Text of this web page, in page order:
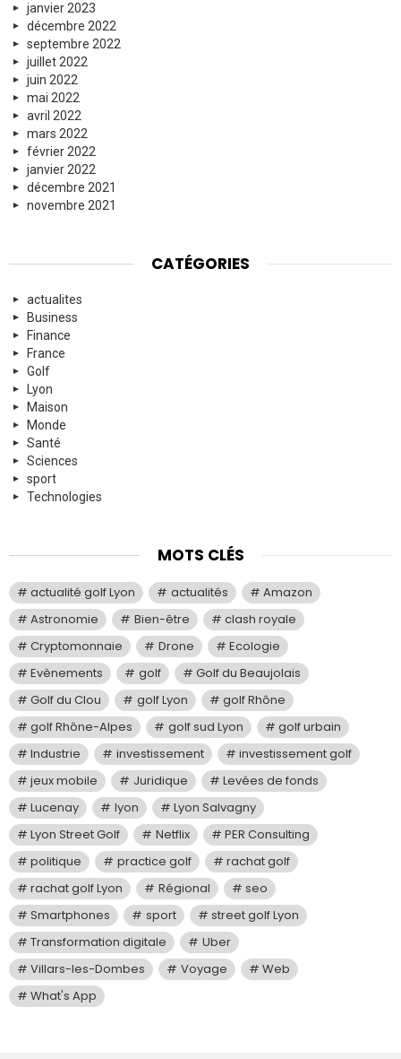
janvier 2023
décembre 2022
septembre 2022
juillet 2022
juin 2022
mai 2022
avril 2022
mars 2022
février 2022
janvier 2022
décembre 2021
novembre 2021
CATÉGORIES
actualites
Business
Finance
France
Golf
Lyon
Maison
Monde
Santé
Sciences
sport
Technologies
MOTS CLÉS
actualité golf Lyon actualités
Amazon
Astronomie
Bien-être
clash royale
Cryptomonnaie
Drone
Ecologie
Evènements
golf
Golf du Beaujolais
Golf du Clou
golf Lyon
golf Rhône
golf Rhône-Alpes
golf sud Lyon
golf urbain
Industrie
investissement
investissement golf
jeux mobile
Juridique
Levées de fonds
Lucenay
lyon
Lyon Salvagny
Lyon Street Golf
Netflix
PER Consulting
politique
practice golf
rachat golf
rachat golf Lyon
Régional
seo
Smartphones
sport
street golf Lyon
Transformation digitale
Uber
Villars-les-Dombes
Voyage
Web
What's App